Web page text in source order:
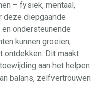
– fysiek, mentaal,
deze diepgaande
ondersteunende
kunnen groeien,
ontdekken. Dit maakt
aan het helpen
balans, zelfvertrouwen